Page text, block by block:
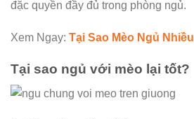
đặc quyền đầy đủ trong phòng ngủ.
Xem Ngay: Tại Sao Mèo Ngủ Nhiều
Tại sao ngủ với mèo lại tốt?